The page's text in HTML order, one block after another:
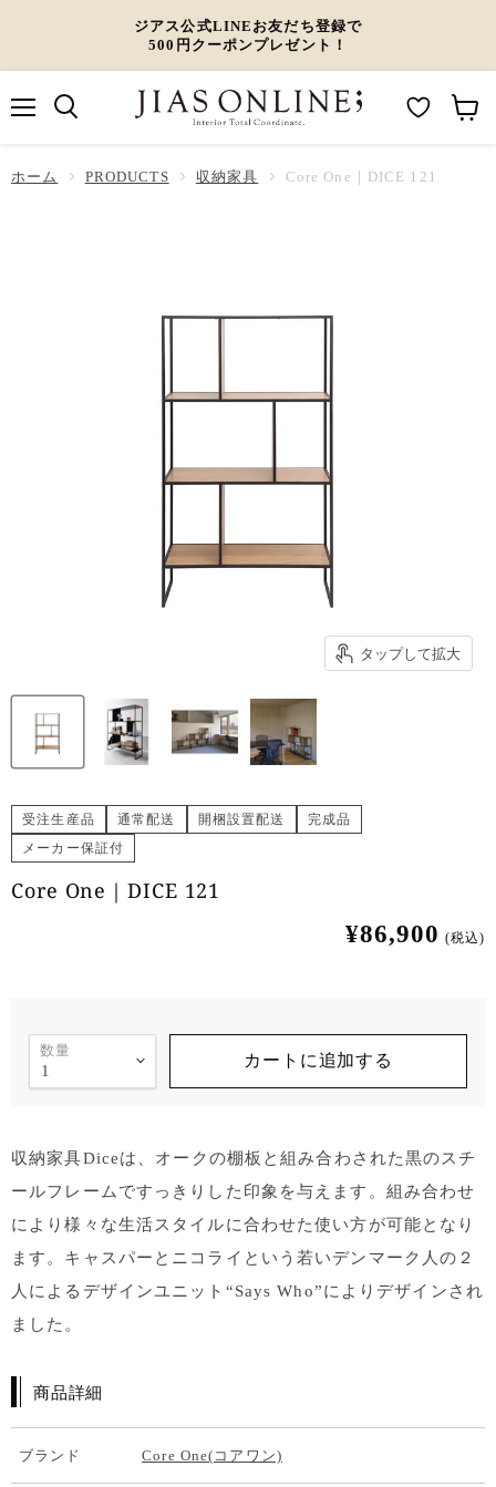
ジアス公式LINEお友だち登録で
500円クーポンプレゼント！
ー
ホーム PRODUCTS 収納家具 Core One｜DICE 121
タップして拡大
受注生産品 通常配送 開梱設置配送
完成品
メーカー保証付
Core One｜DICE 121
¥86,900 (税込)
数量 カートに追加する
収納家具Diceは、オークの棚板と組み合わされた黒のスチ
ールフレームですっきりした印象を与えます。組み合わせ
により様々な生活スタイルに合わせた使い方が可能となり
ます。キャスパーとニコライという若いデンマーク人の２
人によるデザインユニット“Says Who”によりデザインされ
ました。
商品詳細
ブランド Core One(コアワン)